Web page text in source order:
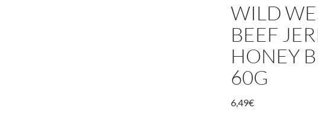
WILD
BEEF
HONEY
60G
6,49€